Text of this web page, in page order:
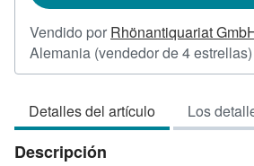
Vendido por Rhönantiquariat
Alemania (vendedor de 4 estrellas)
Detalles del artículo Los
Descripción